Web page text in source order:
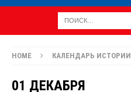
HOME КАЛЕНДАРЬ ИСТОРИИ
01 ДЕКАБРЯ